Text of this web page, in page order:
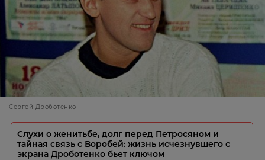
Сергей Дроботенко
Слухи о женитьбе, долг перед Петросяном и
тайная связь с Воробей: жизнь исчезнувшего с
экрана Дроботенко бьет ключом